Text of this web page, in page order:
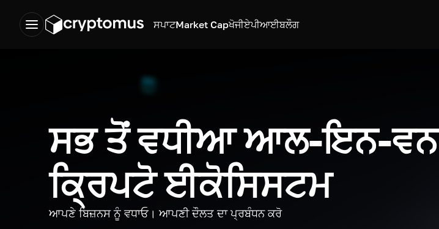
ਸਪਾਟMarket Capਖੋਜੀਏਪੀਆਈਬਲੌਗ
ਸਭ ਤੋਂ ਵਧੀਆ ਆਲ-ਇਨ-ਵਨ
ਕ੍ਰਿਪਟੋ ਈਕੋਸਿਸਟਮ
ਆਪਣੇ ਬਿਜ਼ਨਸ ਨੂੰ ਵਧਾਓ। ਆਪਣੀ ਦੌਲਤ ਦਾ ਪ੍ਰਬੰਧਨ ਕਰੋ